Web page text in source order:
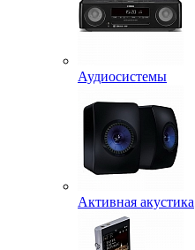
Аудиосистемы
Активная акустика